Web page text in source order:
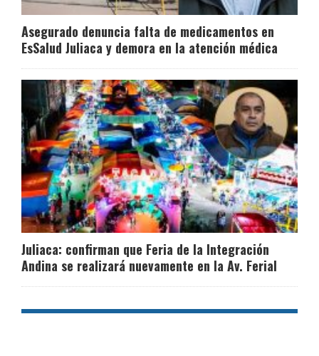
Asegurado denuncia falta de medicamentos en
EsSalud Juliaca y demora en la atención médica
Juliaca: confirman que Feria de la Integración
Andina se realizará nuevamente en la Av. Ferial